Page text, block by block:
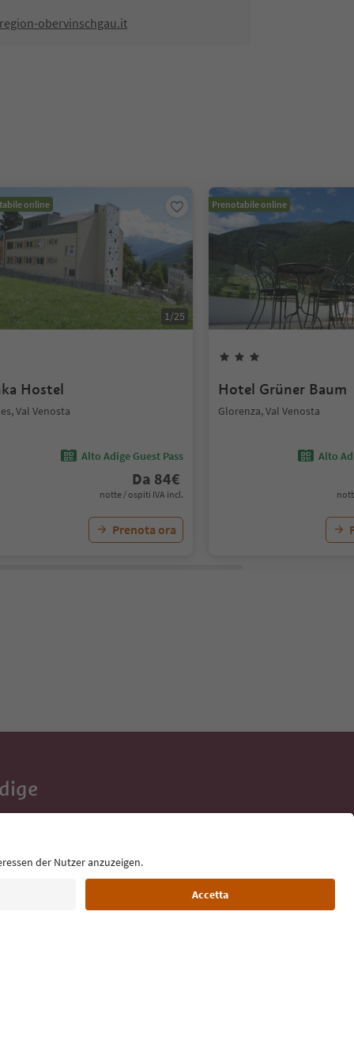
obervinschgau.it
online
1/25
Hostel
Val Venosta
Alto Adige Guest Pass
Da 84€
notte / ospiti IVA incl.
Prenota ora
Prenotabile online
Hotel Grüner Baum
Glorenza, Val Venosta
Alto